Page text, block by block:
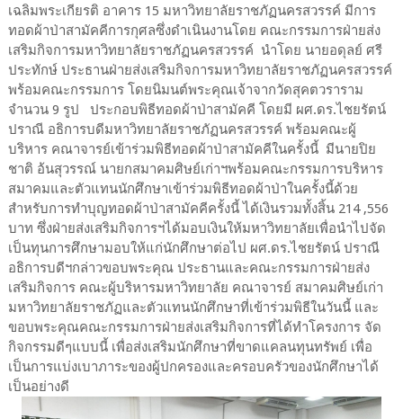
เฉลิมพระเกียรติ อาคาร 15 มหาวิทยาลัยราชภัฏนครสวรรค์ มีการ
ทอดผ้าป่าสามัคคีการกุศลซึ่งดำเนินงานโดย คณะกรรมการฝ่ายส่ง
เสริมกิจการมหาวิทยาลัยราชภัฏนครสวรรค์ นำโดย นายอดุลย์ ศรี
ประทักษ์ ประธานฝ่ายส่งเสริมกิจการมหาวิทยาลัยราชภัฏนครสวรรค์
พร้อมคณะกรรมการ โดยนิมนต์พระคุณเจ้าจากวัดสุคตวราราม
จำนวน 9 รูป ประกอบพิธีทอดผ้าป่าสามัคคี โดยมี ผศ.ดร.ไชยรัตน์
ปราณี อธิการบดีมหาวิทยาลัยราชภัฏนครสวรรค์ พร้อมคณะผู้
บริหาร คณาจารย์เข้าร่วมพิธีทอดผ้าป่าสามัคคีในครั้งนี้ มีนายปิย
ชาติ อ้นสุวรรณ์ นายกสมาคมศิษย์เก่าฯพร้อมคณะกรรมการบริหาร
สมาคมและตัวแทนนักศึกษาเข้าร่วมพิธีทอดผ้าป่าในครั้งนี้ด้วย
สำหรับการทำบุญทอดผ้าป่าสามัคคีครั้งนี้ ได้เงินรวมทั้งสิ้น 214 ,556
บาท ซึ่งฝ่ายส่งเสริมกิจการฯได้มอบเงินให้มหาวิทยาลัยเพื่อนำไปจัด
เป็นทุนการศึกษามอบให้แก่นักศึกษาต่อไป ผศ.ดร.ไชยรัตน์ ปราณี
อธิการบดีฯกล่าวขอบพระคุณ ประธานและคณะกรรมการฝ่ายส่ง
เสริมกิจการ คณะผู้บริหารมหาวิทยาลัย คณาจารย์ สมาคมศิษย์เก่า
มหาวิทยาลัยราชภัฏและตัวแทนนักศึกษาที่เข้าร่วมพิธีในวันนี้ และ
ขอบพระคุณคณะกรรมการฝ่ายส่งเสริมกิจการที่ได้ทำโครงการ จัด
กิจกรรมดีๆแบบนี้ เพื่อส่งเสริมนักศึกษาที่ขาดแคลนทุนทรัพย์ เพื่อ
เป็นการแบ่งเบาภาระของผู้ปกครองและครอบครัวของนักศึกษาได้
เป็นอย่างดี